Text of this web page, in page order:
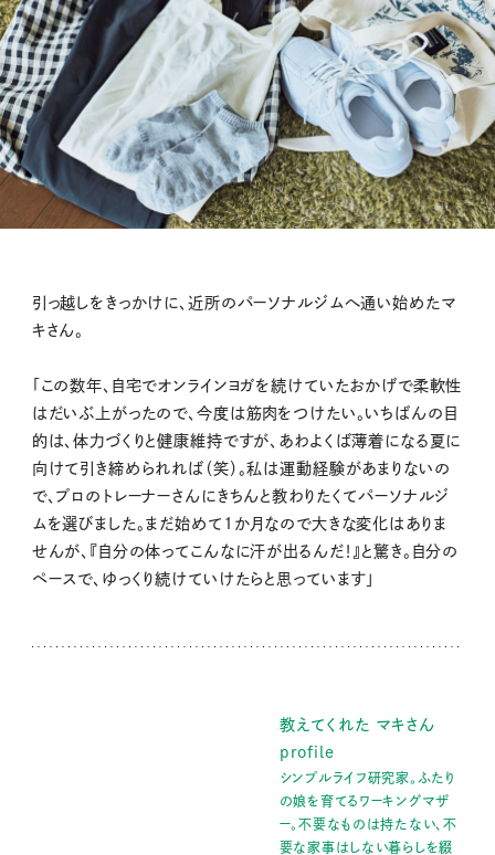
引っ越しをきっかけに、近所のパーソナルジムへ通い始めたマ
キさん。
「この数年、自宅でオンラインヨガを続けていたおかげで柔軟性
はだいぶ上がったので、今度は筋肉をつけたい。いちばんの目
的は、体力づくりと健康維持ですが、あわよくば薄着になる夏に
向けて引き締められれば（笑）。私は運動経験があまりないの
で、プロのトレーナーさんにきちんと教わりたくてパーソナルジ
ムを選びました。まだ始めて1か月なので大きな変化はありま
せんが、『自分の体ってこんなに汗が出るんだ！』と驚き。自分の
ペースで、ゆっくり続けていけたらと思っています」
教えてくれた マキさん
profile
シンプルライフ研究家。ふたり
の娘を育てるワーキングマザ
ー。不要なものは持たない、不
要な家事はしない暮らしを綴